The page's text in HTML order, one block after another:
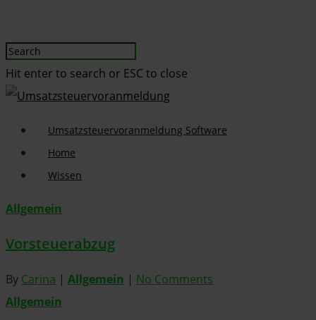
Hit enter to search or ESC to close
Umsatzsteuervoranmeldung Software
Home
Wissen
Allgemein
Vorsteuerabzug
By Carina | Allgemein | No Comments
Allgemein